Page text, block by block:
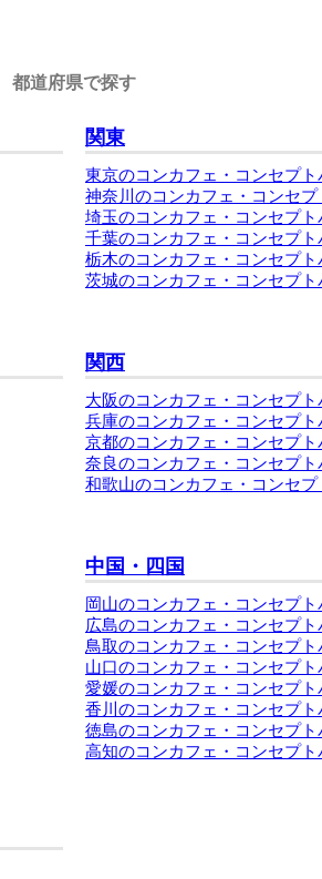
都道府県で探す
関東
東京のコンカフェ・コンセプト
神奈川のコンカフェ・コンセプ
埼玉のコンカフェ・コンセプト
千葉のコンカフェ・コンセプト
栃木のコンカフェ・コンセプト
茨城のコンカフェ・コンセプト
関西
大阪のコンカフェ・コンセプト
兵庫のコンカフェ・コンセプト
京都のコンカフェ・コンセプト
奈良のコンカフェ・コンセプト
和歌山のコンカフェ・コンセプ
中国・四国
岡山のコンカフェ・コンセプト
広島のコンカフェ・コンセプト
鳥取のコンカフェ・コンセプト
山口のコンカフェ・コンセプト
愛媛のコンカフェ・コンセプト
香川のコンカフェ・コンセプト
徳島のコンカフェ・コンセプト
高知のコンカフェ・コンセプト